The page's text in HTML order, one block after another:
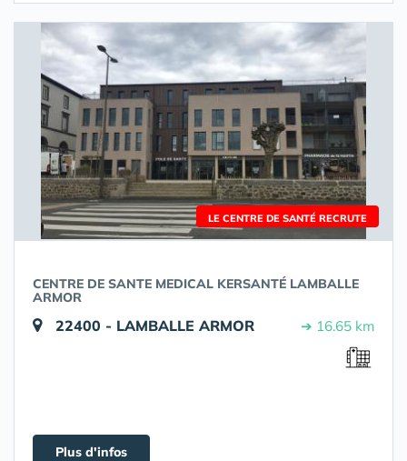
LE CENTRE DE SANTÉ RECRUTE
CENTRE DE SANTE MEDICAL KERSANTÉ LAMBALLE
ARMOR
22400 - LAMBALLE ARMOR ➔ 16.65 km
Plus d'infos